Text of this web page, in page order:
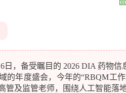
日，备受瞩目的 2026 DIA 药物
的年度盛会，今年的“RBQM工
管及监管老师，围绕人工智能落